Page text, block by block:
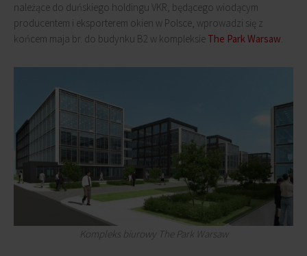
należące do duńskiego holdingu VKR, będącego wiodącym
producentem i eksporterem okien w Polsce, wprowadzi się z
końcem maja br. do budynku B2 w kompleksie The Park Warsaw
Kompleks biurowy The Park Warsaw